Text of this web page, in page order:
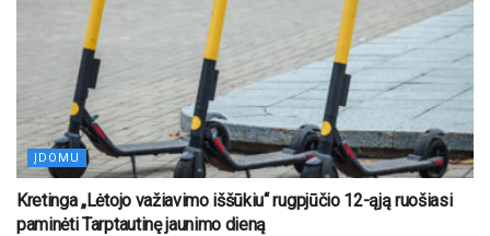
ĮDOMU
Kretinga „Lėtojo važiavimo iššūkiu“ rugpjūčio 12-ąją ruošiasi
paminėti Tarptautinę jaunimo dieną